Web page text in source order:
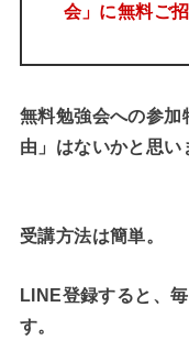
会」に無料ご
無料勉強会への参加
由」はないかと思い
受講方法は簡単。
LINE登録すると、
す。